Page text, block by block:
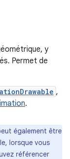
y
Permet de
,
.
également être
lorsque vous
référencer